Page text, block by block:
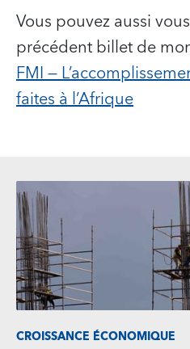
Vous pouvez aussi
précédent billet de
FMI —
faites à l’Afrique
CROISSANCE ÉCONOMIQUE